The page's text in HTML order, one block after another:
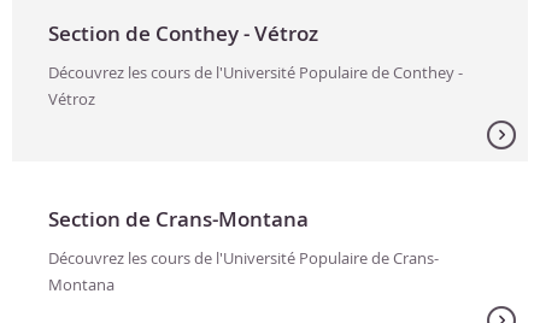
Section de Conthey - Vétroz
Découvrez les cours de l'Université Populaire de Conthey -
Vétroz
Section de Crans-Montana
Découvrez les cours de l'Université Populaire de Crans-
Montana